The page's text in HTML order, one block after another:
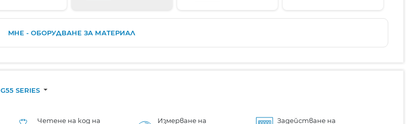
MHE - ОБОРУДВАНЕ ЗА МАТЕРИАЛ
G55 SERIES
Четене на код на
Измерване на
Задействане на